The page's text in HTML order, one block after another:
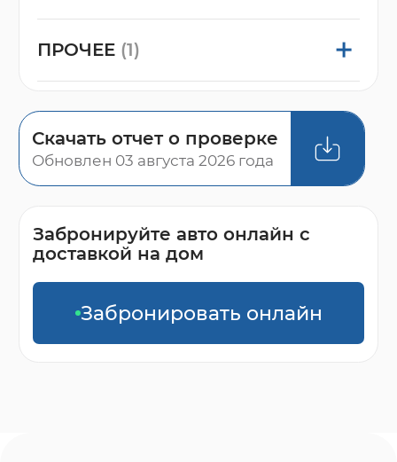
ПРОЧЕЕ (1)
Скачать отчет о проверке
Обновлен 03 августа 2026 года
Забронируйте авто онлайн с
доставкой на дом
Забронировать онлайн